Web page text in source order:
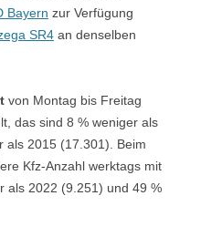
Bayern zur Verfügung
SR4 an denselben
von Montag bis Freitag
das sind 8 % weniger als
als 2015 (17.301). Beim
Kfz-Anzahl werktags mit
als 2022 (9.251) und 49 %